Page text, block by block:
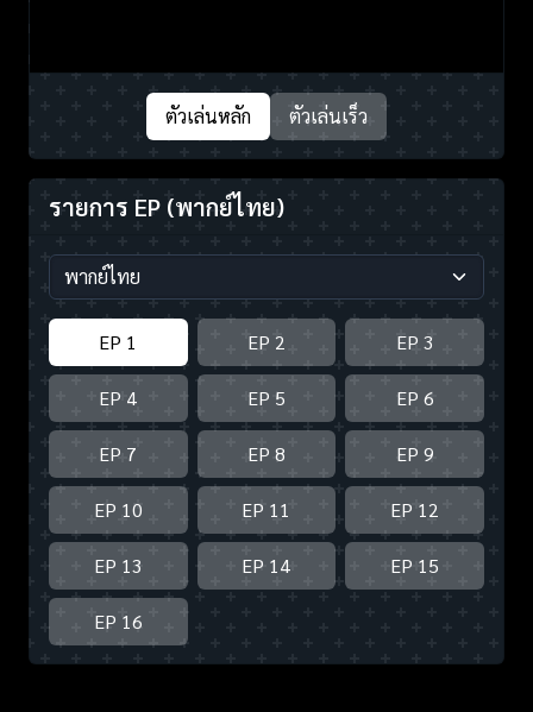
ตัวเล่นหลัก ตัวเล่นเร็ว
รายการ EP (พากย์ไทย)
EP 1 EP 2 EP 3
EP 4 EP 5 EP 6
EP 7 EP 8 EP 9
EP 10 EP 11 EP 12
EP 13 EP 14 EP 15
EP 16